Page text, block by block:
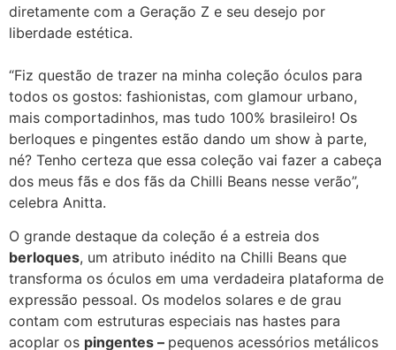
diretamente com a Geração Z e seu desejo por
liberdade estética.
“Fiz questão de trazer na minha coleção óculos para
todos os gostos: fashionistas, com glamour urbano,
mais comportadinhos, mas tudo 100% brasileiro! Os
berloques e pingentes estão dando um show à parte,
né? Tenho certeza que essa coleção vai fazer a cabeça
dos meus fãs e dos fãs da Chilli Beans nesse verão”,
celebra Anitta.
O grande destaque da coleção é a estreia dos
berloques, um atributo inédito na Chilli Beans que
transforma os óculos em uma verdadeira plataforma de
expressão pessoal. Os modelos solares e de grau
contam com estruturas especiais nas hastes para
acoplar os pingentes – pequenos acessórios metálicos